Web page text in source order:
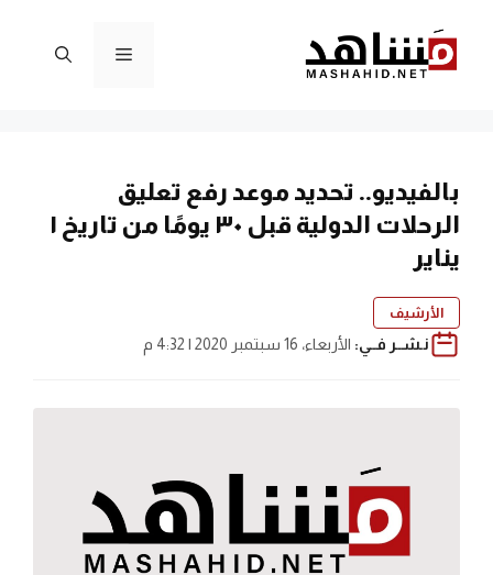
المحتوى
القائمة
بالفيديو.. تحديد موعد رفع تعليق
الرحلات الدولية قبل ٣٠ يومًا من تاريخ ١
يناير
الأرشيف
نـشــر فــي: الأربعاء، 16 سبتمبر 2020 | 4:32 م